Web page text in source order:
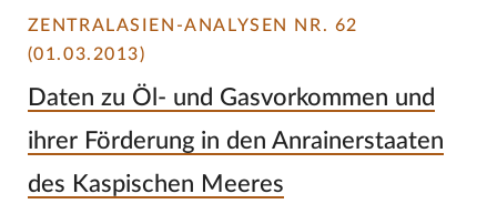
ZENTRALASIEN-ANALYSEN NR. 62
(01.03.2013)
Daten zu Öl- und Gasvorkommen und
ihrer Förderung in den Anrainerstaaten
des Kaspischen Meeres